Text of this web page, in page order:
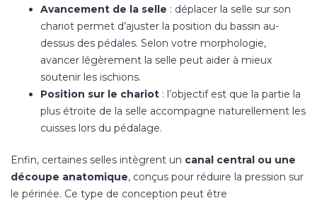
Avancement de la selle : déplacer la selle sur son
chariot permet d’ajuster la position du bassin au-
dessus des pédales. Selon votre morphologie,
avancer légèrement la selle peut aider à mieux
soutenir les ischions.
Position sur le chariot : l’objectif est que la partie la
plus étroite de la selle accompagne naturellement les
cuisses lors du pédalage.
Enfin, certaines selles intègrent un canal central ou une
découpe anatomique, conçus pour réduire la pression sur
le périnée. Ce type de conception peut être